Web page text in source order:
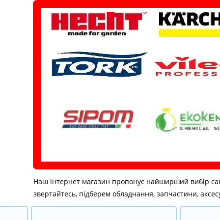
Наш інтернет магазин пропонує найширший вибір
звертайтесь, підберем обладнання, запчастини,